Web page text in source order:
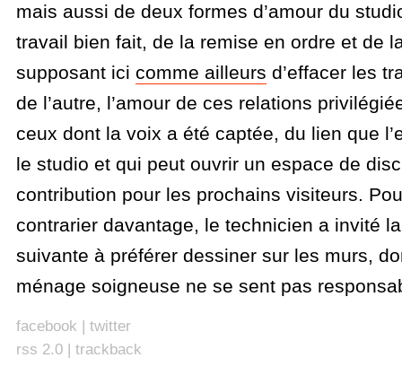
mais aussi de deux formes d’amour du
travail bien fait, de la remise en ordre et de
supposant ici comme ailleurs d’effacer les
de l’autre, l’amour de ces relations
ceux dont la voix a été captée, du lien que
le studio et qui peut ouvrir un espace de
contribution pour les prochains visiteurs.
contrarier davantage, le technicien a invité
suivante à préférer dessiner sur les murs,
ménage soigneuse ne se sent pas
facebook | twitter
rss 2.0| trackback